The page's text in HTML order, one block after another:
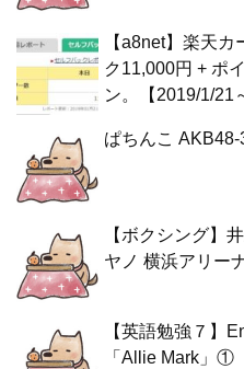
【a8net】楽天
ク11,000円 + ポ
ン。【2019/1/21
ぱちんこ AKB48-
【ボクシング】
ヤノ 横浜アリー
【英語勉強７】
「Allie Mark」①